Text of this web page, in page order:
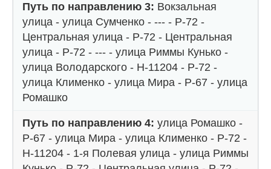
Путь по направлению 3: Вокзальная
улица - улица Сумченко - --- - Р-72 -
Центральная улица - Р-72 - Центральная
улица - Р-72 - --- - улица Риммы Кунько -
улица Володарского - Н-11204 - Р-72 -
улица Клименко - улица Мира - Р-67 - улица
Ромашко
Путь по направлению 4: улица Ромашко -
Р-67 - улица Мира - улица Клименко - Р-72 -
Н-11204 - 1-я Полевая улица - улица Риммы